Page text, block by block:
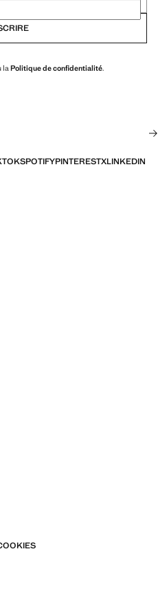
la Politique de confidentialité.
SPOTIFYPINTERESTXLINKEDIN